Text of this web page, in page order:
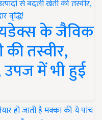
के जैविक
तस्वीर,
में भी हुई